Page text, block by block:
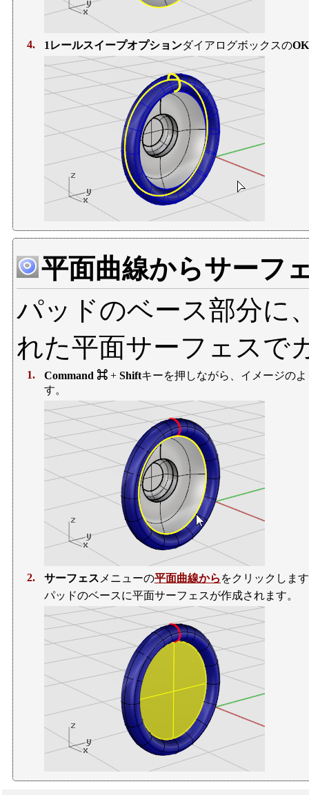
4. 1レールスイープオプションダイアログボックスのOK
平面曲線からサーフ
パッドのベース部分に
れた平面サーフェスで
1. Command ⌘ + Shiftキーを押しながら、イメージの
す。
2. サーフェス メニューの平面曲線から をクリックしま
パッドのベースに平面サーフェスが作成されます。